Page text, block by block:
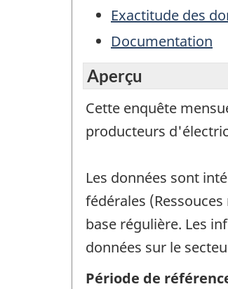
Exactitude des
Documentation
Aperçu
Cette enquête
producteurs
Les données sont
fédérales
base régulière. Les
données sur le
Période de